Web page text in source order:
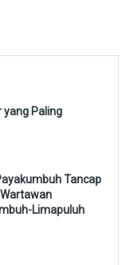
yang Paling
Tancap
Limapuluh